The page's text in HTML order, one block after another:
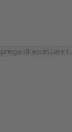
di accettare i